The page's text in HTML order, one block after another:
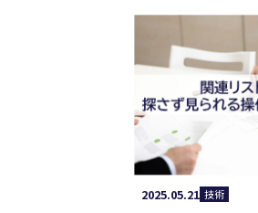
2025.05.21 技術